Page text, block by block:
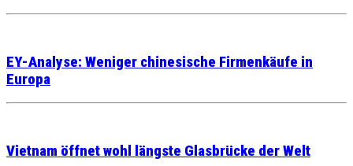
EY-Analyse: Weniger chinesische Firmenkäufe in
Europa
Vietnam öffnet wohl längste Glasbrücke der Welt